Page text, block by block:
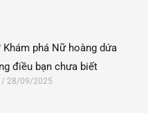
Khám phá Nữ hoàng dứa
điều bạn chưa biết
28/09/2025